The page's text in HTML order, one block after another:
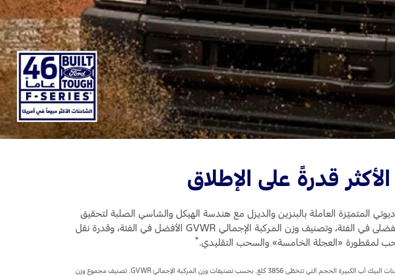
الأردن
الكويت
لبنان
سلطنة عمان
قطر
‫المملكة العربية السعودية‬
الامارات العربية المتحدة
اليمن
قدرةً على الإطلاق
المتميّزة العاملة بالبنزين والديزل مع هندسة الهيكل والشاسي الصلبة لتحقيق
أرقام قويّة ضمن كلّ الفئات الخاصة بقدرات القطر والسحب، بما في ذلك القوة الحصانية الفضلى في الفئة، وتصنيف وزن المركبة الإجمالي GVWR الأفضل في الفئة، وقدرة نقل
لمقطورة «العجلة الخامسة» والسحب التقليدي.*
Power Stroke‏ الديزل المشحون توربينياً سعة 6.7 لتر المتوفّر. الفئة هي شاحنات البيك أب الكبيرة الحجم التي تتخطّى 3856 كلغ. بحسب تصنيفات وزن المركبة الإجماليّ GVWR. تصنيف مجموع وزن